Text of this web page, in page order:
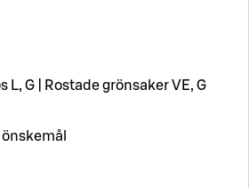
L, G | Rostade grönsaker VE, G